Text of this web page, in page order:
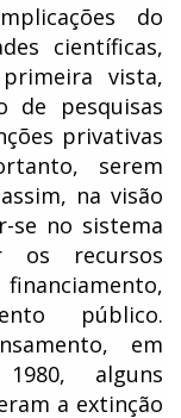
do
científicas,
vista,
de pesquisas
privativas
serem
na visão
se no sistema
os recursos
público.
em
alguns
a extinção